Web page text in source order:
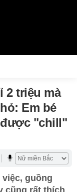
2 triệu mà
Em bé
được "chill"
guồng